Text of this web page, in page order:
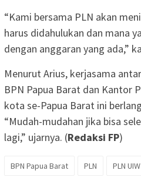
“Kami bersama PLN akan
harus didahulukan dan mana
dengan anggaran yang ada,”
Menurut Arius, kerjasama
BPN Papua Barat dan Kantor
kota se-Papua Barat ini
“Mudah-mudahan jika bisa
lagi,” ujarnya. (Redaksi FP)
BPN Papua Barat PLN PLN